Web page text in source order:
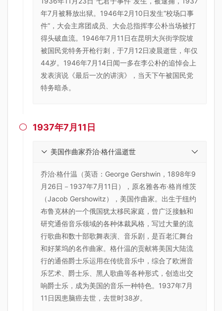
年7月被释放出狱。1946年2月10日发生“校场口事
件”，大会主席团成员、大会总指挥李公朴当场被打
得头破血流。1946年7月11日在昆明大兴街学院坡
被国民党特务开枪行刺，于7月12日凌晨逝世，年仅
44岁。1946年7月14日闻一多在李公朴的追悼会上
发表演说《最后一次的讲演》，当天下午被国民党
特务暗杀。
 1937年7月11日
美国作曲家乔治·格什温逝世
乔治·格什温（英语：George Gershwin，1898年9
月26日－1937年7月11日），原名雅各布·格肖维茨
（Jacob Gershowitz），美国作曲家。出生于纽约
布鲁克林的一个俄国犹太移民家庭，曾广泛接触和
研究通俗音乐领域的各种体裁风格，写过大量的流
行歌曲和数十部歌舞表演、音乐剧，是百老汇舞台
和好莱坞的名作曲家。格什温的贡献将美国大陆流
行的通俗爵士乐运用在传统音乐中，综合了欧洲音
乐艺术、爵士乐、黑人歌曲等各种形式，创造出交
响爵士乐，成为美国的音乐一种特色。1937年7月
11日因患脑癌去世，去世时38岁。